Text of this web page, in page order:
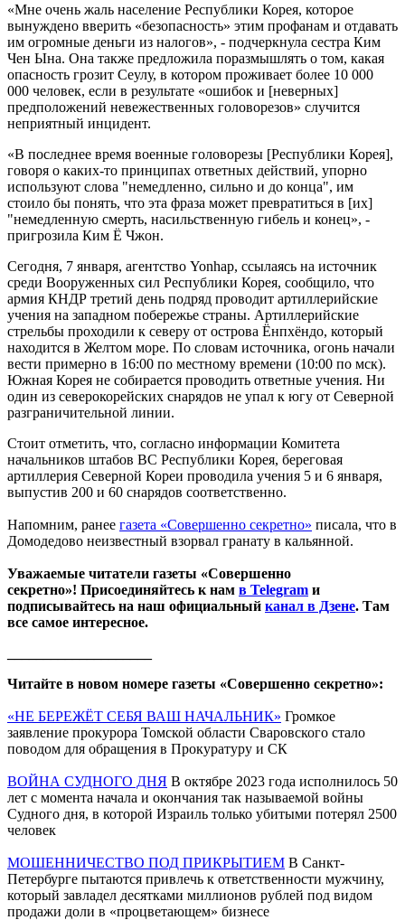
«Мне очень жаль население Республики Корея, которое
вынуждено вверить «безопасность» этим профанам и отдавать
им огромные деньги из налогов», - подчеркнула сестра Ким
Чен Ына. Она также предложила поразмышлять о том, какая
опасность грозит Сеулу, в котором проживает более 10 000
000 человек, если в результате «ошибок и [неверных]
предположений невежественных головорезов» случится
неприятный инцидент.
«В последнее время военные головорезы [Республики Корея],
говоря о каких-то принципах ответных действий, упорно
используют слова "немедленно, сильно и до конца", им
стоило бы понять, что эта фраза может превратиться в [их]
"немедленную смерть, насильственную гибель и конец», -
пригрозила Ким Ё Чжон.
Сегодня, 7 января, агентство Yonhap, ссылаясь на источник
среди Вооруженных сил Республики Корея, сообщило, что
армия КНДР третий день подряд проводит артиллерийские
учения на западном побережье страны. Артиллерийские
стрельбы проходили к северу от острова Ёнпхёндо, который
находится в Желтом море. По словам источника, огонь начали
вести примерно в 16:00 по местному времени (10:00 по мск).
Южная Корея не собирается проводить ответные учения. Ни
один из северокорейских снарядов не упал к югу от Северной
разграничительной линии.
Стоит отметить, что, согласно информации Комитета
начальников штабов ВС Республики Корея, береговая
артиллерия Северной Кореи проводила учения 5 и 6 января,
выпустив 200 и 60 снарядов соответственно.
Напомним, ранее газета «Совершенно секретно» писала, что в
Домодедово неизвестный взорвал гранату в кальянной.
Уважаемые читатели газеты «Совершенно
секретно»! Присоединяйтесь к нам в Telegram и
подписывайтесь на наш официальный канал в Дзене. Там
все самое интересное.
Читайте в новом номере газеты «Совершенно секретно»:
«НЕ БЕРЕЖЁТ СЕБЯ ВАШ НАЧАЛЬНИК» Громкое
заявление прокурора Томской области Сваровского стало
поводом для обращения в Прокуратуру и СК
ВОЙНА СУДНОГО ДНЯ В октябре 2023 года исполнилось 50
лет с момента начала и окончания так называемой войны
Судного дня, в которой Израиль только убитыми потерял 2500
человек
МОШЕННИЧЕСТВО ПОД ПРИКРЫТИЕМ В Санкт-
Петербурге пытаются привлечь к ответственности мужчину,
который завладел десятками миллионов рублей под видом
продажи доли в «процветающем» бизнесе